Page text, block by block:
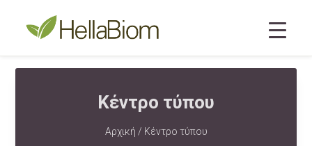
Κέντρο τύπου
Αρχική / Κέντρο τύπου